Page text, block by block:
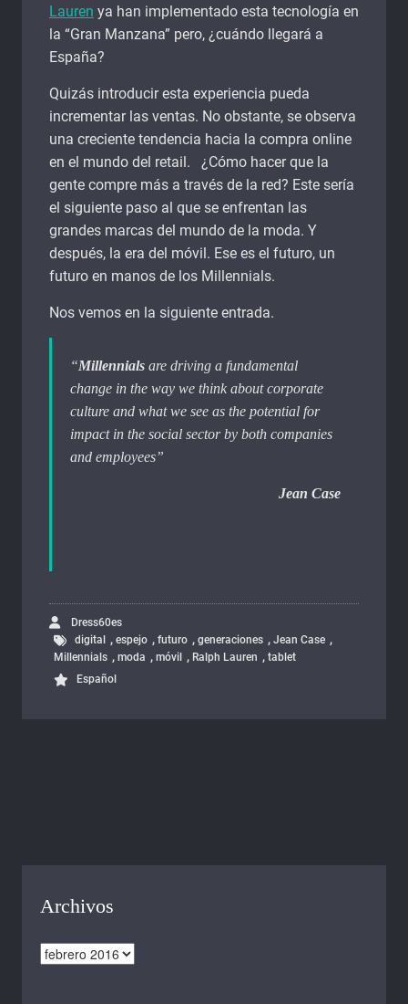
Lauren ya han implementado esta tecnología en
la “Gran Manzana” pero, ¿cuándo llegará a
España?
Quizás introducir esta experiencia pueda
incrementar las ventas. No obstante, se observa
una creciente tendencia hacia la compra online
en el mundo del retail. ¿Cómo hacer que la
gente compre más a través de la red? Este sería
el siguiente paso al que se enfrentan las
grandes marcas del mundo de la moda. Y
después, la era del móvil. Ese es el futuro, un
futuro en manos de los Millennials.
Nos vemos en la siguiente entrada.
“Millennials are driving a fundamental
change in the way we think about corporate
culture and what we see as the potential for
impact in the social sector by both companies
and employees”
Jean Case
Dress60es
digital
, espejo , futuro , generaciones , Jean Case ,
Millennials , moda , móvil , Ralph Lauren , tablet
Español
Archivos
Archivos